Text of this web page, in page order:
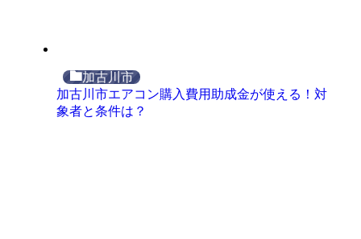
加古川市
加古川市エアコン購入費用助成金が使える！対
象者と条件は？